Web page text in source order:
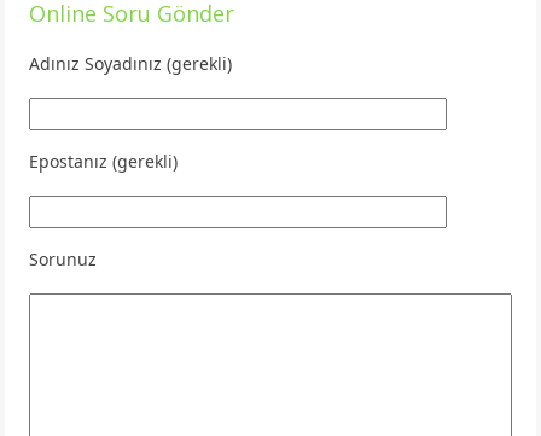
Online Soru Gönder
Adınız Soyadınız (gerekli)
Epostanız (gerekli)
Sorunuz